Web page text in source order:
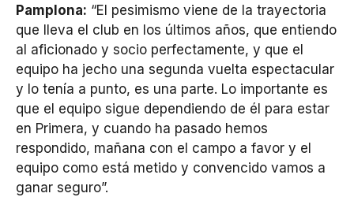
Pamplona: “El pesimismo viene de la trayectoria
que lleva el club en los últimos años, que entiendo
al aficionado y socio perfectamente, y que el
equipo ha jecho una segunda vuelta espectacular
y lo tenía a punto, es una parte. Lo importante es
que el equipo sigue dependiendo de él para estar
en Primera, y cuando ha pasado hemos
respondido, mañana con el campo a favor y el
equipo como está metido y convencido vamos a
ganar seguro”.